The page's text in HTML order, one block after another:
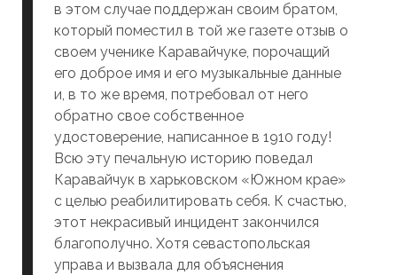
в этом случае поддержан своим братом,
который поместил в той же газете отзыв о
своем ученике Каравайчуке, порочащий
его доброе имя и его музыкальные данные
и, в то же время, потребовал от него
обратно свое собственное
удостоверение, написанное в 1910 году!
Всю эту печальную историю поведал
Каравайчук в харьковском «Южном крае»
с целью реабилитировать себя. К счастью,
этот некрасивый инцидент закончился
благополучно. Хотя севастопольская
управа и вызвала для объяснения